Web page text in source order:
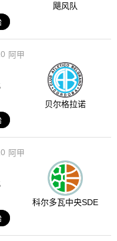
飓风队
阿甲
贝尔格拉诺
阿甲
科尔多瓦中央SDE